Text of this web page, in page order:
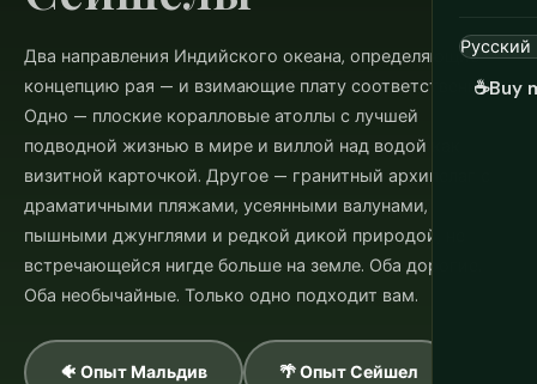
☕Buy
Два направления Индийского океана, определяющие
концепцию рая — и взимающие плату соответственно.
Одно — плоские коралловые атоллы с лучшей
подводной жизнью в мире и виллой над водой как
визитной карточкой. Другое — гранитный архипелаг с
драматичными пляжами, усеянными валунами,
пышными джунглями и редкой дикой природой, не
встречающейся нигде больше на земле. Оба дорогие.
Оба необычайные. Только одно подходит вам.
🐠 Опыт Мальдив 🌴 Опыт Сейшел